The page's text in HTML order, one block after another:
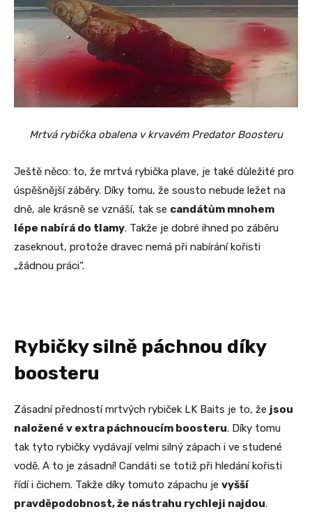
Mrtvá rybička obalena v krvavém Predator Boosteru
Ještě něco: to, že mrtvá rybička plave, je také důležité pro
úspěšnější záběry. Díky tomu, že sousto nebude ležet na
dně, ale krásně se vznáší, tak se candátům mnohem
lépe nabírá do tlamy. Takže je dobré ihned po záběru
zaseknout, protože dravec nemá při nabírání kořisti
„žádnou práci“.
Rybičky silně páchnou díky
boosteru
Zásadní předností mrtvých rybiček LK Baits je to, že jsou
naložené v extra páchnoucím boosteru. Díky tomu
tak tyto rybičky vydávají velmi silný zápach i ve studené
vodě. A to je zásadní! Candáti se totiž při hledání kořisti
řídí i čichem. Takže díky tomuto zápachu je vyšší
pravděpodobnost, že nástrahu rychleji najdou.